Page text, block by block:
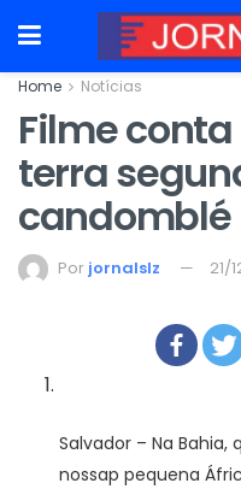
Home Notícias
Filme
terra
candomblé
Por jornalslz 21/
Salvador – Na
nossap pequena